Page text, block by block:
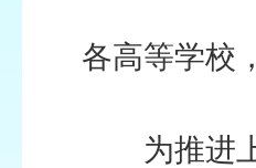
各高等学校
为推进上